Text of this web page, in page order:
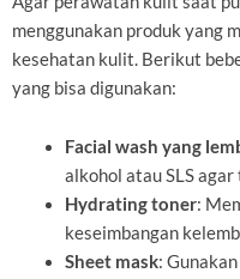
menggunakan produk yang
kesehatan kulit. Berikut
yang bisa digunakan:
Facial wash yang
alkohol atau SLS
Hydrating toner:
keseimbangan
Sheet mask: